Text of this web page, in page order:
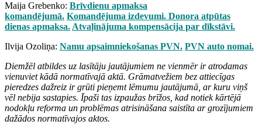
Maija Grebenko: Brīvdienu apmaksa
komandējumā. Komandējuma izdevumi. Donora atpūtas
dienas apmaksa. Atvaļinājuma kompensācija par dīkstāvi.
Ilvija Ozoliņa: Namu apsaimniekošanas PVN. PVN auto nomai.
Diemžēl atbildes uz lasītāju jautājumiem ne vienmēr ir atrodamas
vienuviet kādā normatīvajā aktā. Grāmatvežiem bez attiecīgas
pieredzes dažreiz ir grūti pieņemt lēmumu jautājumā, ar kuru viņš
vēl nebija sastapies. Īpaši tas izpaužas brīžos, kad notiek kārtējā
nodokļu reforma un problēmas atrisināšana saistīta ar grozījumiem
dažādos normatīvajos aktos.